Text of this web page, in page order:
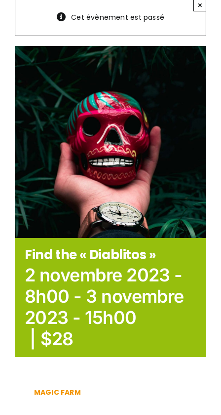
Cet évènement est passé
×
Find the « Diablitos »
2 novembre 2023 -
8h00 - 3 novembre
2023 - 15h00
$28
MAGIC FARM